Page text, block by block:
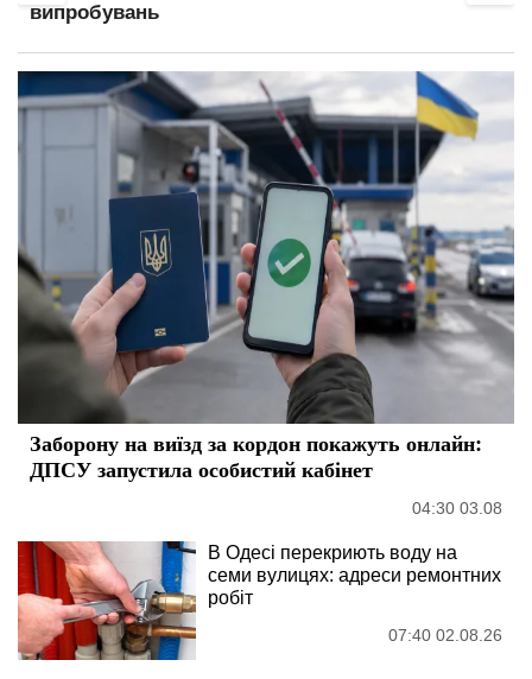
випробувань
Заборону на виїзд за кордон покажуть онлайн:
ДПСУ запустила особистий кабінет
04:30 03.08
В Одесі перекриють воду на
семи вулицях: адреси ремонтних
робіт
07:40 02.08.26